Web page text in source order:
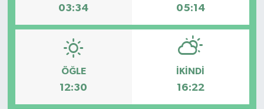
03:34 05:14
ÖĞLE
12:30
İKINDI
16:22